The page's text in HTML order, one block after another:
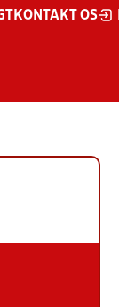
KONTAKT OS